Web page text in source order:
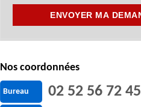
Nos coordonnées
Bureau 02 52 56 72 45